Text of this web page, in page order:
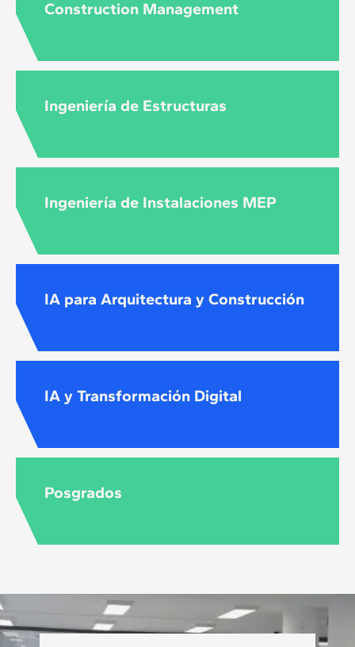
Construction Management
Ingeniería de Estructuras
Ingeniería de Instalaciones MEP
IA para Arquitectura y Construcción
IA y Transformación Digital
Posgrados